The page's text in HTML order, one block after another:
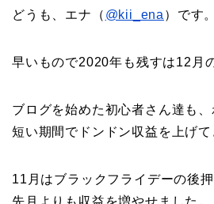
どうも、エナ（ @kii_ena ）です。
早いもので2020年も残すは12月
ブログを始めた初心者さん達も
短い期間でドンドン収益を上げて
11月はブラックフライデーの後